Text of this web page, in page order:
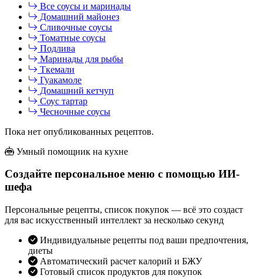
Все соусы и маринады
Домашний майонез
Сливочные соусы
Томатные соусы
Подлива
Маринады для рыбы
Ткемали
Гуакамоле
Домашний кетчуп
Соус тартар
Чесночные соусы
Пока нет опубликованных рецептов.
Умный помощник на кухне
Создайте персональное меню с помощью ИИ-
шефа
Персональные рецепты, список покупок — всё это создаст
для вас искусственный интеллект за несколько секунд
Индивидуальные рецепты под ваши предпочтения,
диеты
Автоматический расчет калорий и БЖУ
Готовый список продуктов для покупок